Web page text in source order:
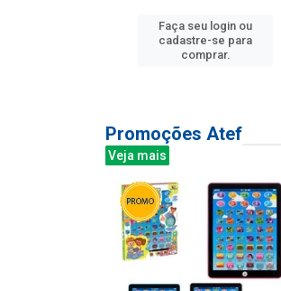
Faça seu login ou
cadastre-se para
comprar.
Promoções Atef
Veja mais